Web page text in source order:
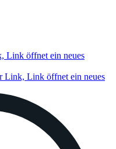
Link öffnet ein neues
Link, Link öffnet ein neues